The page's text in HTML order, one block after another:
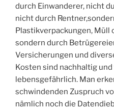
durch Einwanderer, nicht
nicht durch
Plastikverpackungen, Müll
sondern durch
Versicherungen und
Kosten sind nachhaltig
lebensgefährlich. Man
schwindenden Zuspruch
nämlich noch die